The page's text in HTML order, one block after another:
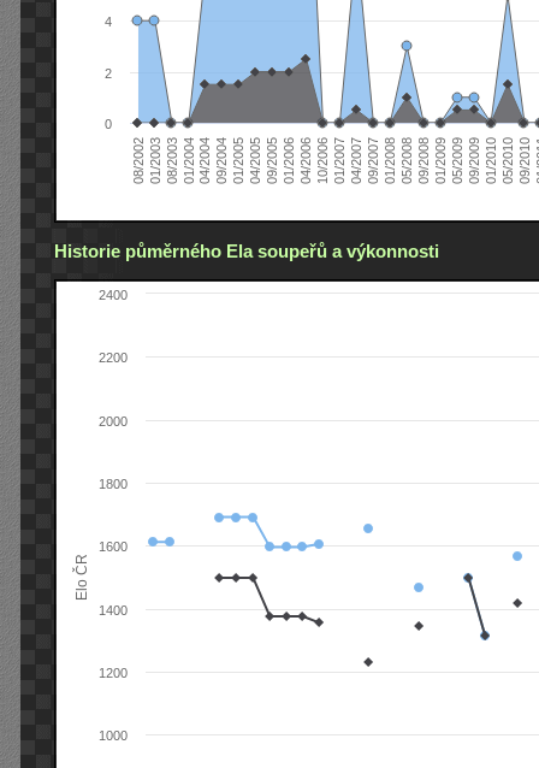
08/200201/200308/200301/200404/200409/200401/200504/200509/200501/200604/200610/200601/200704/200709/200701/200805/200809/200801/200905/200909/200901/201005/201009/2010
0
2
4
Historie půměrného Ela soupeřů a výkonnosti
Elo ČR
1000
1200
1400
1600
1800
2000
2200
2400